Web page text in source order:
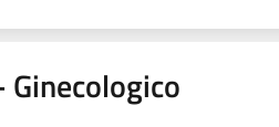
Ginecologico